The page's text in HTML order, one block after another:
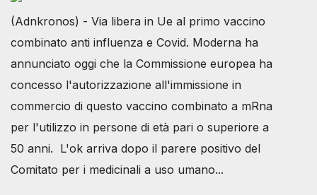
(Adnkronos) - Via libera in Ue al primo vaccino
combinato anti influenza e Covid. Moderna ha
annunciato oggi che la Commissione europea ha
concesso l'autorizzazione all'immissione in
commercio di questo vaccino combinato a mRna
per l'utilizzo in persone di età pari o superiore a
50 anni. L'ok arriva dopo il parere positivo del
Comitato per i medicinali a uso umano...